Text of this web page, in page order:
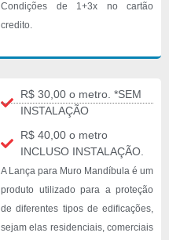
Condições de 1+3x no cartão
credito.
R$ 30,00 o metro. *SEM
INSTALAÇÃO
R$ 40,00 o metro
INCLUSO INSTALAÇÃO.
A Lança para Muro Mandíbula é um
produto utilizado para a proteção
de diferentes tipos de edificações,
sejam elas residenciais, comerciais